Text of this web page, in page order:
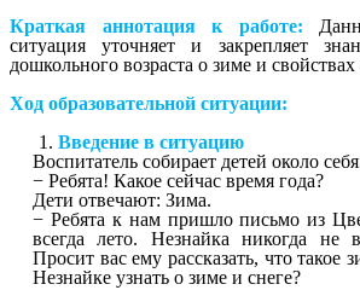
Краткая аннотация к работе:
ситуация уточняет и закрепляет
дошкольного возраста о зиме и свойствах
Ход образовательной ситуации:
Введение в ситуацию
Воспитатель собирает детей около
− Ребята! Какое сейчас время года?
Дети отвечают: Зима.
− Ребята к нам пришло письмо из
всегда лето. Незнайка никогда не
Просит вас ему рассказать, что такое
Незнайке узнать о зиме и снеге?